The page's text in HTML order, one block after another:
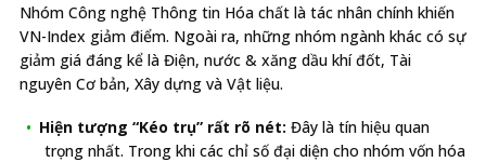
Nhóm Công nghệ Thông tin Hóa chất là tác nhân chính khiến
VN-Index giảm điểm. Ngoài ra, những nhóm ngành khác có sự
giảm giá đáng kể là Điện, nước & xăng dầu khí đốt, Tài
nguyên Cơ bản, Xây dựng và Vật liệu.
Hiện tượng “Kéo trụ” rất rõ nét: Đây là tín hiệu quan
trọng nhất. Trong khi các chỉ số đại diện cho nhóm vốn hóa